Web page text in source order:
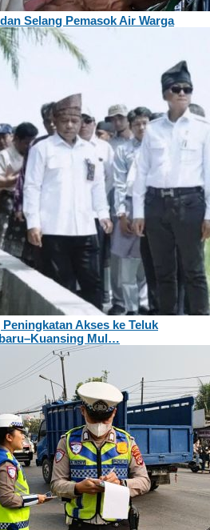
Selang Pemasok Air Warga
Akses ke Teluk
Mul…